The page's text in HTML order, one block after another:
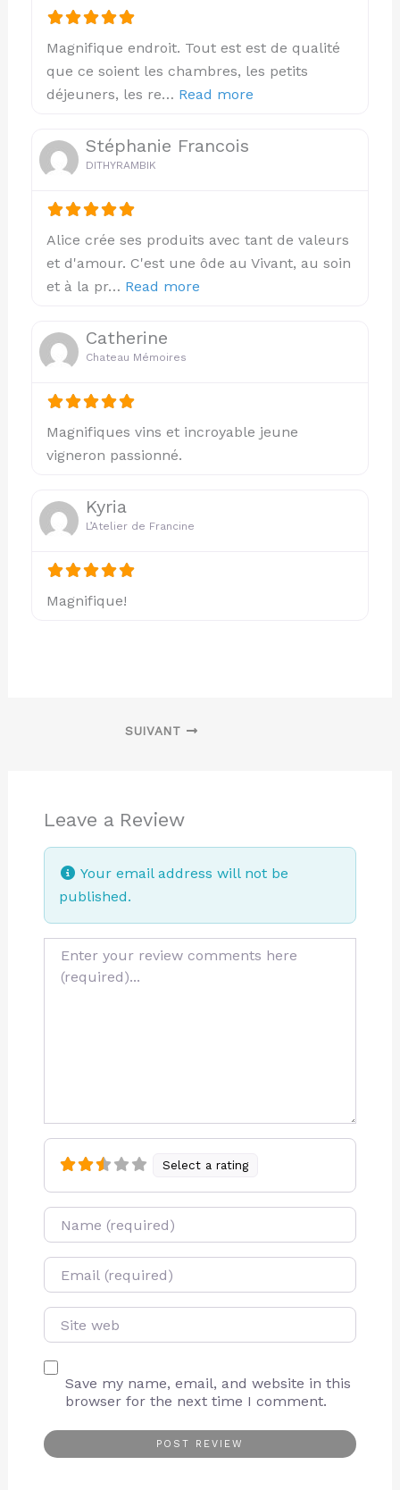
Magnifique endroit. Tout est est de qualité
que ce soient les chambres, les petits
déjeuners, les re… Read moreabout this listing
Stéphanie Francois
DITHYRAMBIK
Alice crée ses produits avec tant de valeurs
et d'amour. C'est une ôde au Vivant, au soin
et à la pr… Read moreabout this listing
Catherine
Chateau Mémoires
Magnifiques vins et incroyable jeune
vigneron passionné.
Kyria
L’Atelier de Francine
Magnifique!
SUIVANT
Leave a Review
Your email address will not be
published.
Select a rating
Name
E-mail
Site web
Save my name, email, and website in this
browser for the next time I comment.